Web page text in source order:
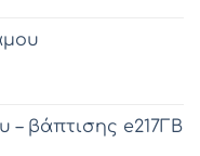
– βάπτισης e217ΓΒ